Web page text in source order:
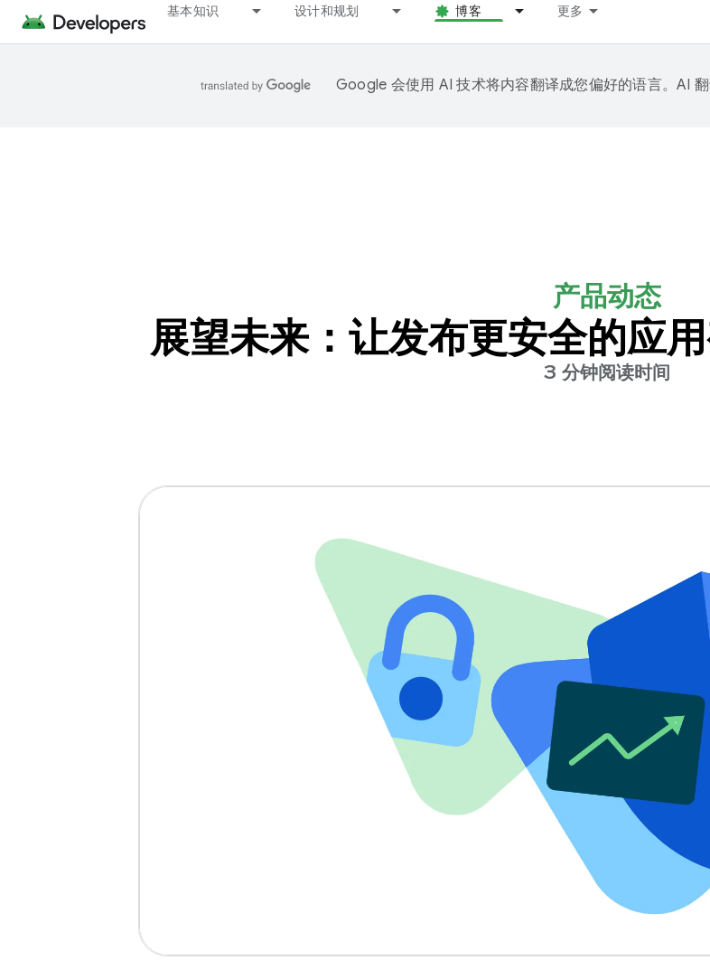
基本知识 设计和规划 博客 更多
Google 会使用 AI 技术将内容翻译成您偏好的语言。AI 翻
产品动态
展望未来：让发布更安全的应
3 分钟阅读时间